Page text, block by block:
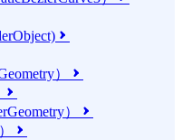

）


） 
